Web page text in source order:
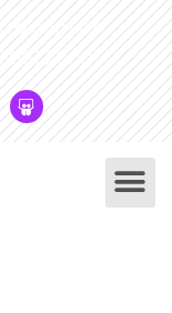
Slideshare